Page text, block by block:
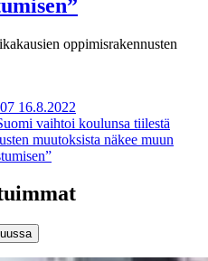
oppimisrakennusten
16.8.2022
vaihtoi koulunsa tiilestä
muutoksista näkee muun